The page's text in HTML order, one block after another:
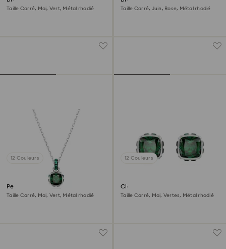
Taille Carré, Mai, Vert, Métal rhodié Taille Carré, Juin, Rose, Métal rhodié
12 Couleurs
Pendentif Birthstone
Taille Carré, Mai, Vert, Métal rhodié
12 Couleurs
Clous d'oreilles Birthstone
Taille Carré, Mai, Vertes, Métal rhodié